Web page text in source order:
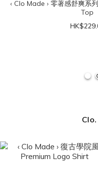
‹ Clo Made › 零著感舒爽系
Top